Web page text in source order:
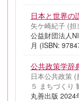
日本と世界の
矢ケ崎紀子 (
公益財団法人
月 (ISBN:
公共政策学辞
日本公共政策
５ まちづくり
丸善出版